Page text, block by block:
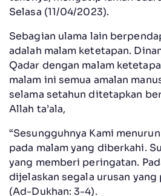
Selasa (11/04/2023).
Sebagian ulama lain
adalah malam ketetapan.
Qadar dengan malam
malam ini semua amalan
selama setahun ditetapkan
Allah ta’ala,
“Sesungguhnya Kami
pada malam yang diberkahi.
yang memberi peringatan.
dijelaskan segala urusan yang
(Ad-Dukhan: 3-4).